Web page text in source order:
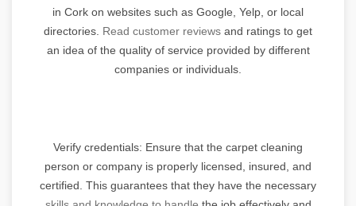
in Cork on websites such as Google, Yelp, or local
directories. Read customer reviews and ratings to get
an idea of the quality of service provided by different
companies or individuals.
Verify credentials: Ensure that the carpet cleaning
person or company is properly licensed, insured, and
certified. This guarantees that they have the necessary